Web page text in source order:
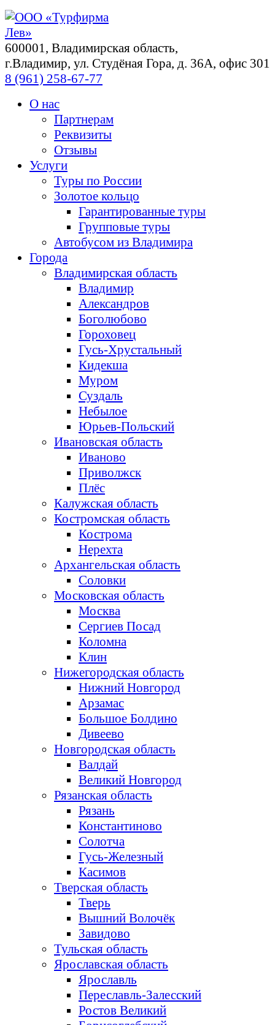
600001, Владимирская область,
г.Владимир, ул. Студёная Гора, д. 36А, офис 301
8 (961) 258-67-77
О нас
Партнерам
Реквизиты
Отзывы
Услуги
Туры по России
Золотое кольцо
Гарантированные туры
Групповые туры
Автобусом из Владимира
Города
Владимирская область
Владимир
Александров
Боголюбово
Гороховец
Гусь-Хрустальный
Кидекша
Муром
Суздаль
Небылое
Юрьев-Польский
Ивановская область
Иваново
Приволжск
Плёс
Калужская область
Костромская область
Кострома
Нерехта
Архангельская область
Соловки
Московская область
Москва
Сергиев Посад
Коломна
Клин
Нижегородская область
Нижний Новгород
Арзамас
Большое Болдино
Дивеево
Новгородская область
Валдай
Великий Новгород
Рязанская область
Рязань
Константиново
Солотча
Гусь-Железный
Касимов
Тверская область
Тверь
Вышний Волочёк
Завидово
Тульская область
Ярославская область
Ярославль
Переславль-Залесский
Ростов Великий